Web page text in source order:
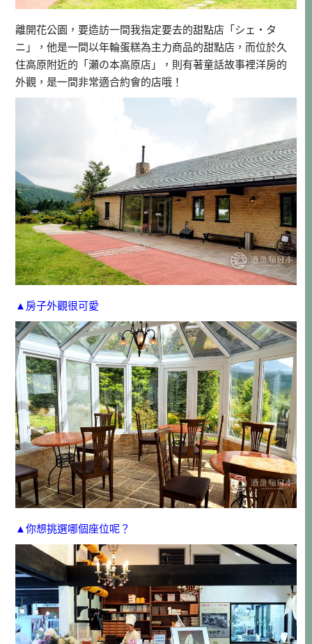
離開花公園，要造訪一間我指定要去的甜點店「シェ・タ
ニ」，他是一間以年輪蛋糕為主力商品的甜點店，而位於久
住高原附近的「瀬の本高原店」，則有著童話故事裡洋房的
外觀，是一間非常適合約會的店哦！
▲房子外觀很可愛
▲你想挑選哪個座位呢？